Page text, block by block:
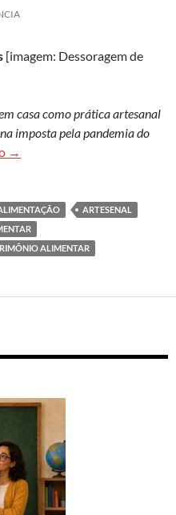
[imagem: Dessoragem de
casa como prática artesanal
imposta pela pandemia do
Comida e cultura: cresce o
→
ARTESENAL
ALIMENTAR